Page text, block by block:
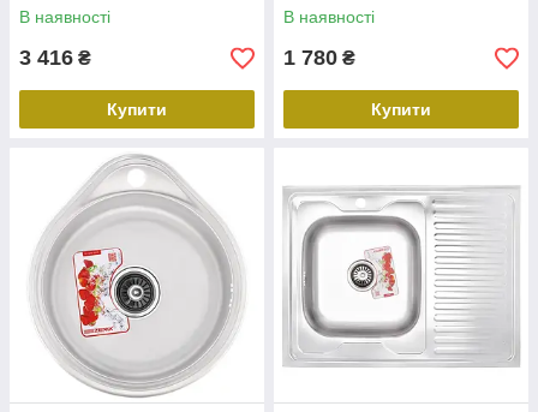
В наявності
3 416 ₴
Купити
В наявності
1 780 ₴
Купити